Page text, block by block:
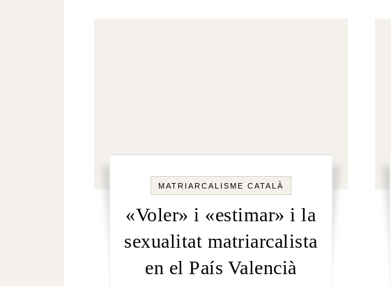
MATRIARCALISME CATALÀ
«Voler» i «estimar» i la
sexualitat matriarcalista
en el País Valencià